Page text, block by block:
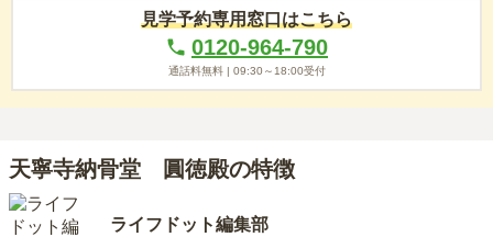
見学予約専用窓口はこちら
0120-964-790
通話料無料 | 09:30～18:00受付
天寧寺納骨堂 圓徳殿の特徴
ライフドット編集部